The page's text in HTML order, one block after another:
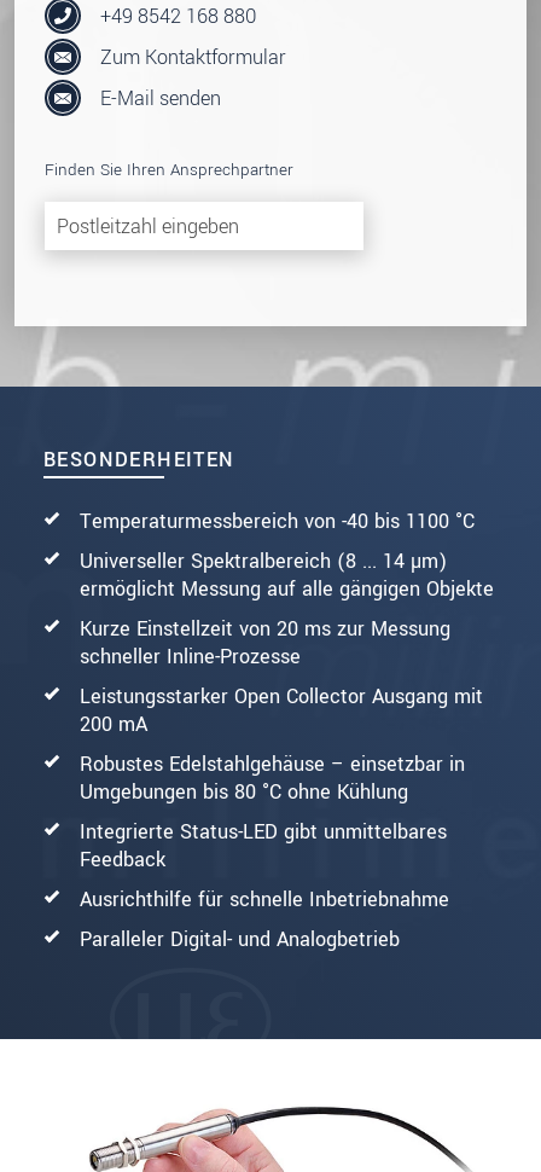
BESONDERHEITEN
Temperaturmessbereich von -40 bis 1100 °C
Universeller Spektralbereich (8 ... 14 µm)
ermöglicht Messung auf alle gängigen Objekte
Kurze Einstellzeit von 20 ms zur Messung
schneller Inline-Prozesse
Leistungsstarker Open Collector Ausgang mit
200 mA
Robustes Edelstahlgehäuse – einsetzbar in
Umgebungen bis 80 °C ohne Kühlung
Integrierte Status-LED gibt unmittelbares
Feedback
Ausrichthilfe für schnelle Inbetriebnahme
Paralleler Digital- und Analogbetrieb
+49 8542 168 880
Zum Kontaktformular
E-Mail senden
Finden Sie Ihren Ansprechpartner